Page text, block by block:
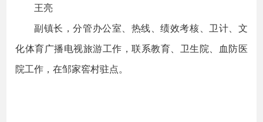
王亮
副镇长，分管办公室、热线、绩效考核、卫计、文
化体育广播电视旅游工作，联系教育、卫生院、血防医
院工作，在邹家窖村驻点。